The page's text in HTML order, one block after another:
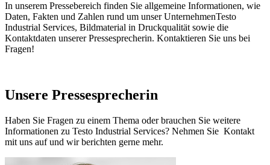
In unserem Pressebereich finden Sie allgemeine Informationen, wie
Daten, Fakten und Zahlen rund um unser UnternehmenTesto
Industrial Services, Bildmaterial in Druckqualität sowie die
Kontaktdaten unserer Pressesprecherin. Kontaktieren Sie uns bei
Fragen!
Unsere Pressesprecherin
Haben Sie Fragen zu einem Thema oder brauchen Sie weitere
Informationen zu Testo Industrial Services? Nehmen Sie Kontakt
mit uns auf und wir berichten gerne mehr.